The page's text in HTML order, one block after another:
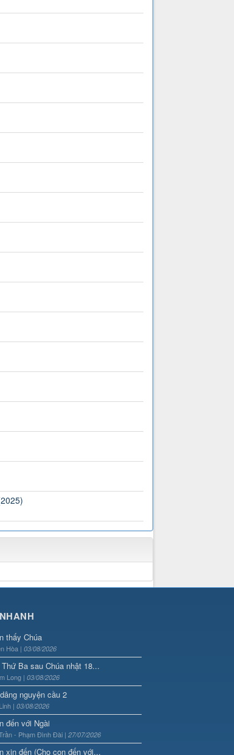
thấy Chúa
Hòa | 03/08/2026
Ba sau Chúa nhật 18...
Long | 03/08/2026
nguyện cầu 2
| 03/08/2026
đến với Ngài
- Phạm Đình Đài | 27/07/2026
xin đến (Cho con đến với...